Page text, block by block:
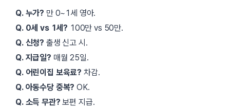
Q. 누가? 만 0~1세 영아.
Q. 0세 vs 1세? 100만 vs 50만.
Q. 신청? 출생 신고 시.
Q. 지급일? 매월 25일.
Q. 어린이집 보육료? 차감.
Q. 아동수당 중복? OK.
Q. 소득 무관? 보편 지급.